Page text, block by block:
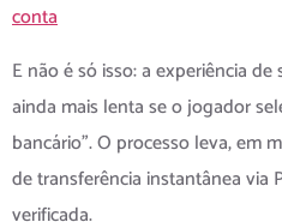
conta
E não é só isso: a experiência
ainda mais lenta se o jogador
bancário”. O processo leva, em
de transferência instantânea via
verificada.